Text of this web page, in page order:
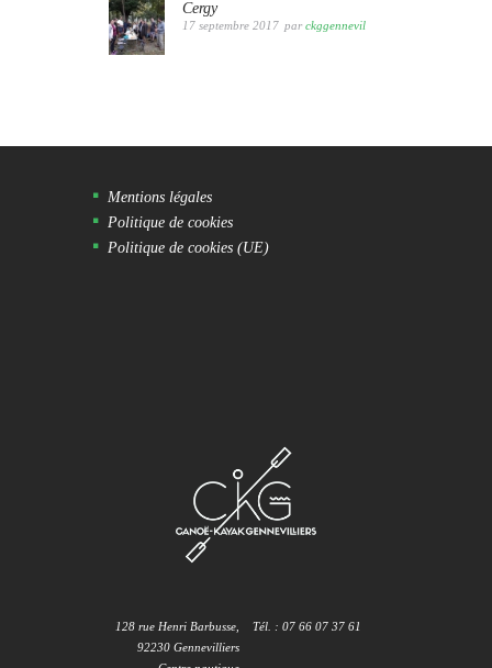
Cergy
17 septembre 2017 parckggennevil
Mentions légales
Politique de cookies
Politique de cookies (UE)
Tél. : 07 66 07 37 61
128 rue Henri Barbusse,
92230 Gennevilliers